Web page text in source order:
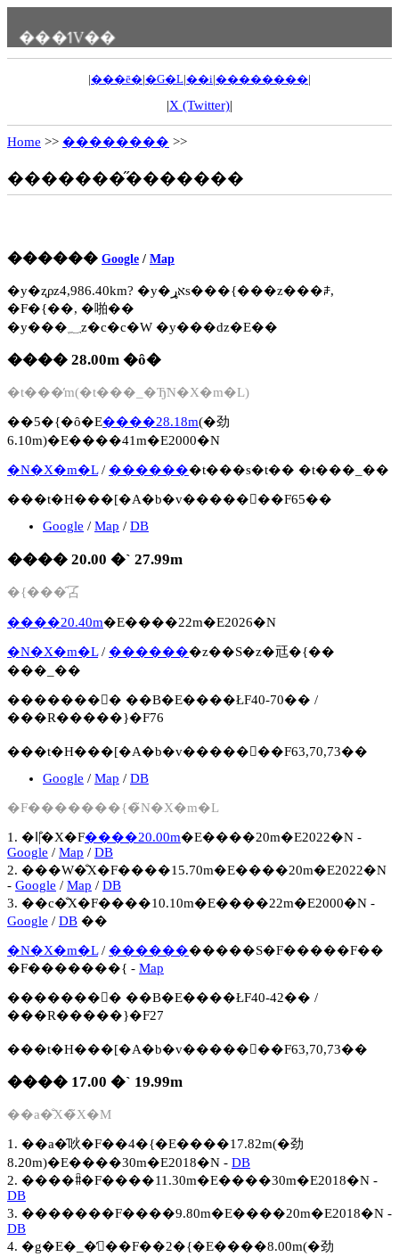
���ߗV��
|���ē�|�G�L|��i|��������|
|X (Twitter)|
Home >> �������� >>
�������̋�������
������ Google / Map
�y�ʐρz4,986.40km? �y�אړs���{���z���ꌧ,
�F�{��, �啪��
�y���؁z�c�c�W �y���ԁz�E��
���� 28.00m �ȏ�
�t���̓m(�t���_�Ђ̃N�X�m�L)
��5�{�ȏ�E����28.18m(�劲
6.10m)�E����41m�E2000�N
�N�X�m�L/ �������t���s�t�� �t���_��
���t�H���[�A�b�v�����񍐏��F65��
Google / Map / DB
���� 20.00 �` 27.99m
�{���̑叾
����20.40m�E����22m�E2026�N
�N�X�m�L/ �������z��S�z�㒬�{��
���_��
�������񍐏� ��B�E����ŁF40-70�� /
���R�����}�F76
���t�H���[�A�b�v�����񍐏��F63,70,73��
Google / Map / DB
�F�������{�̃N�X�m�L
1. �ߊ|�̐X�F����20.00m�E����20m�E2022�N -
Google / Map / DB
2. ���W�̐X�F����15.70m�E����20m�E2022�N
- Google / Map / DB
3. ��c�̐X�F����10.10m�E����22m�E2000�N -
Google / DB ��
�N�X�m�L/ �����������S�F�����F��
�F�������{ - Map
�������񍐏� ��B�E����ŁF40-42�� /
���R�����}�F27
���t�H���[�A�b�v�����񍐏��F63,70,73��
���� 17.00 �` 19.99m
��a�̐X�̃X�M
1. ��a�̑吙�F��4�{�E����17.82m(�劲
8.20m)�E����30m�E2018�N - DB
2. ����ꐙ�F����11.30m�E����30m�E2018�N -
DB
3. �������F����9.80m�E����20m�E2018�N -
DB
4. �g�E�_�̓񖔐��F��2�{�E����8.00m(�劲